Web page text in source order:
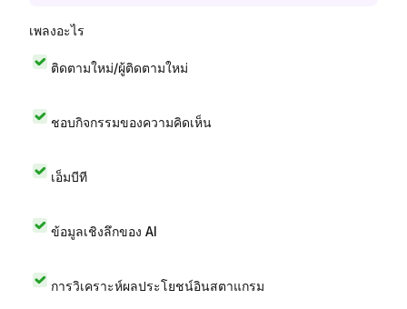
เพลงอะไร
ติดตามใหม่/ผู้ติดตามใหม่
ชอบกิจกรรมของความคิดเห็น
เอ็มบีที
ข้อมูลเชิงลึกของ AI
การวิเคราะห์ผลประโยชน์อินสตาแกรม